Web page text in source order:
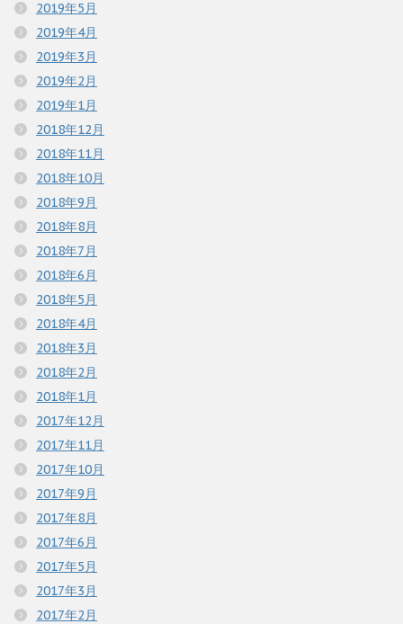
2019年5月
2019年4月
2019年3月
2019年2月
2019年1月
2018年12月
2018年11月
2018年10月
2018年9月
2018年8月
2018年7月
2018年6月
2018年5月
2018年4月
2018年3月
2018年2月
2018年1月
2017年12月
2017年11月
2017年10月
2017年9月
2017年8月
2017年6月
2017年5月
2017年3月
2017年2月